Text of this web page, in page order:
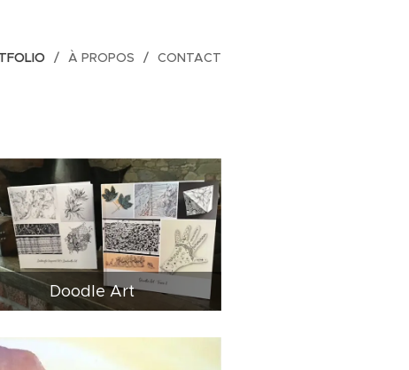
À PROPOS CONTACT
Doodle Art